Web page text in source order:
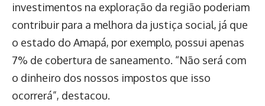
investimentos na exploração da região poderiam
contribuir para a melhora da justiça social, já que
o estado do Amapá, por exemplo, possui apenas
7% de cobertura de saneamento. “Não será com
o dinheiro dos nossos impostos que isso
ocorrerá”, destacou.